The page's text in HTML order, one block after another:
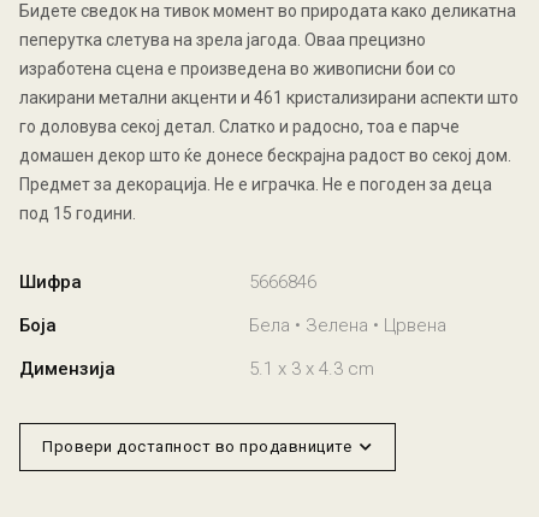
Бидете сведок на тивок момент во природата како деликатна
пеперутка слетува на зрела јагода. Оваа прецизно
изработена сцена е произведена во живописни бои со
лакирани метални акценти и 461 кристализирани аспекти што
го доловува секој детал. Слатко и радосно, тоа е парче
домашен декор што ќе донесе бескрајна радост во секој дом.
Предмет за декорација. Не е играчка. Не е погоден за деца
под 15 години.
Шифра
5666846
Боја
Бела • Зелена • Црвена
Димензија
5.1 x 3 x 4.3 cm
Провери достапност во продавниците